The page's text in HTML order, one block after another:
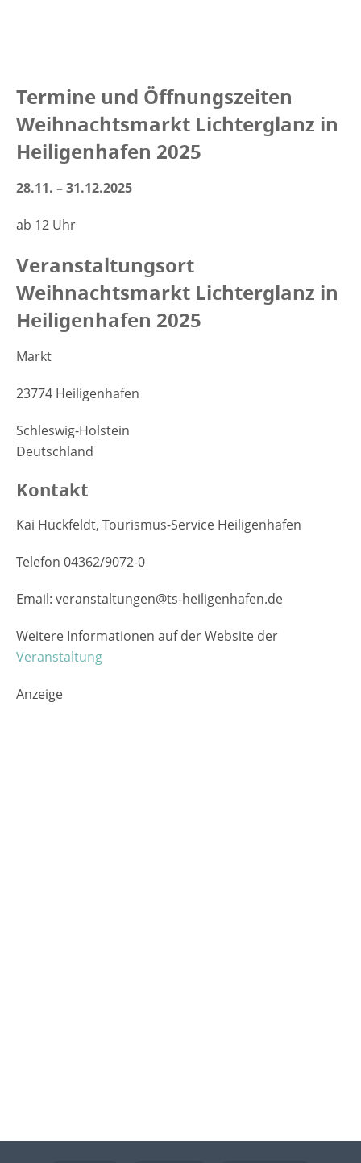
Termine und Öffnungszeiten
Weihnachtsmarkt Lichterglanz in
Heiligenhafen 2025
28.11. – 31.12.2025
ab 12 Uhr
Veranstaltungsort
Weihnachtsmarkt Lichterglanz in
Heiligenhafen 2025
Markt
23774 Heiligenhafen
Schleswig-Holstein
Deutschland
Kontakt
Kai Huckfeldt, Tourismus-Service Heiligenhafen
Telefon 04362/9072-0
Email: veranstaltungen@ts-heiligenhafen.de
Weitere Informationen auf der Website der
Veranstaltung
Anzeige